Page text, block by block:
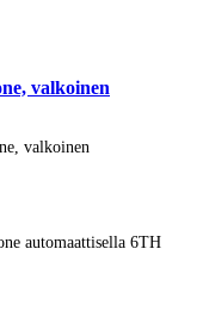
valkoinen
valkoinen
automaattisella 6TH